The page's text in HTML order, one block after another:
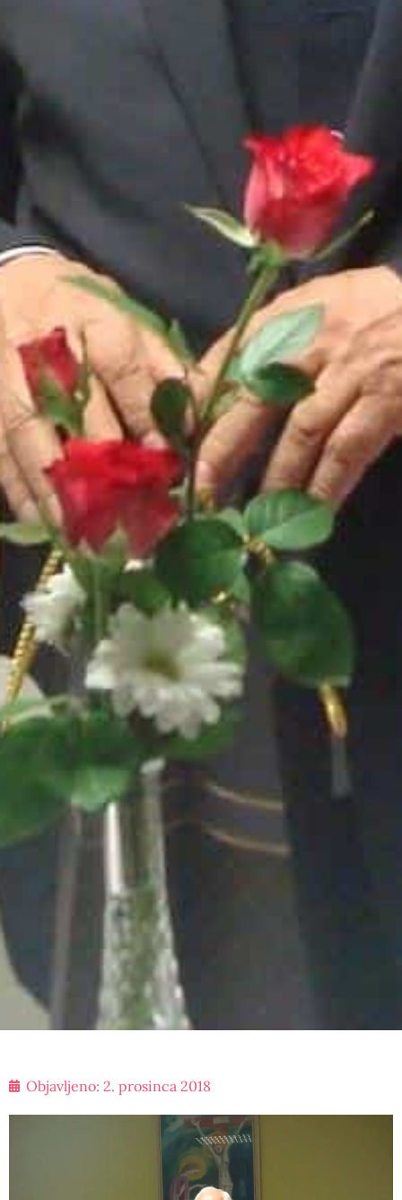
Objavljeno: 2. prosinca 2018